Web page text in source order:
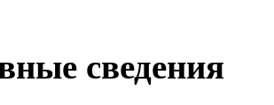
сведения